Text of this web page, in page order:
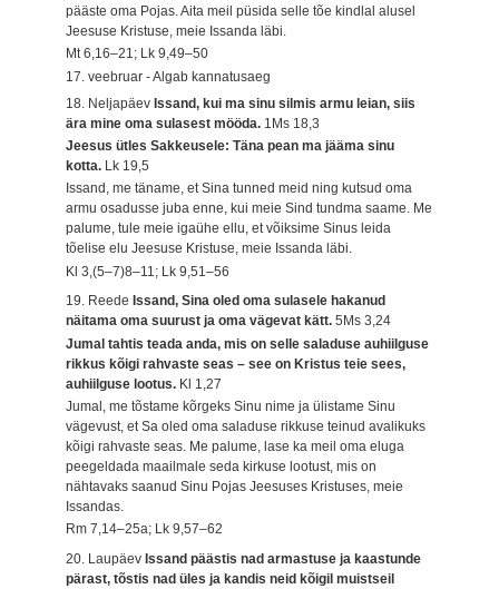
pääste oma Pojas. Aita meil püsida selle tõe kindlal alusel
Jeesuse Kristuse, meie Issanda läbi.
Mt 6,16–21; Lk 9,49–50
17. veebruar - Algab kannatusaeg
18. NeljapäevIssand, kui ma sinu silmis armu leian, siis
ära mine oma sulasest mööda. 1Ms 18,3
Jeesus ütles Sakkeusele: Täna pean ma jääma sinu
kotta. Lk 19,5
Issand, me täname, et Sina tunned meid ning kutsud oma
armu osadusse juba enne, kui meie Sind tundma saame. Me
palume, tule meie igaühe ellu, et võiksime Sinus leida
tõelise elu Jeesuse Kristuse, meie Issanda läbi.
Kl 3,(5–7)8–11; Lk 9,51–56
19. Reede Issand, Sina oled oma sulasele hakanud
näitama oma suurust ja oma vägevat kätt.5Ms 3,24
Jumal tahtis teada anda, mis on selle saladuse auhiilguse
rikkus kõigi rahvaste seas – see on Kristus teie sees,
auhiilguse lootus. Kl 1,27
Jumal, me tõstame kõrgeks Sinu nime ja ülistame Sinu
vägevust, et Sa oled oma saladuse rikkuse teinud avalikuks
kõigi rahvaste seas. Me palume, lase ka meil oma eluga
peegeldada maailmale seda kirkuse lootust, mis on
nähtavaks saanud Sinu Pojas Jeesuses Kristuses, meie
Issandas.
Rm 7,14–25a; Lk 9,57–62
20. LaupäevIssand päästis nad armastuse ja kaastunde
pärast, tõstis nad üles ja kandis neid kõigil muistseil